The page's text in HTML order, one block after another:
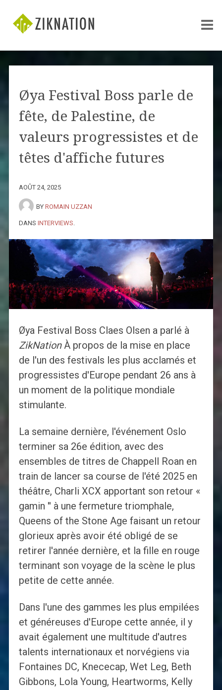
Øya Festival Boss parle de
fête, de Palestine, de
valeurs progressistes et de
têtes d'affiche futures
AOÛT 24, 2025
BY ROMAIN UZZAN
DANS INTERVIEWS
Øya Festival Boss Claes Olsen a parlé à
ZikNationÀ propos de la mise en place
de l'un des festivals les plus acclamés et
progressistes d'Europe pendant 26 ans à
un moment de la politique mondiale
stimulante.
La semaine dernière, l'événement Oslo
terminer sa 26e édition, avec des
ensembles de titres de Chappell Roan en
train de lancer sa course de l'été 2025 en
théâtre, Charli XCX apportant son retour «
gamin '' à une fermeture triomphale,
Queens of the Stone Age faisant un retour
glorieux après avoir été obligé de se
retirer l'année dernière, et la fille en rouge
terminant son voyage de la scène le plus
petite de cette année.
Dans l'une des gammes les plus empilées
et généreuses d'Europe cette année, il y
avait également une multitude d'autres
talents internationaux et norvégiens via
Fontaines DC, Knececap, Wet Leg, Beth
Gibbons, Lola Young, Heartworms, Kelly